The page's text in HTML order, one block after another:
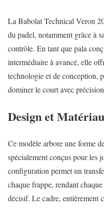
La Babolat Technical Veron
du padel, notamment grâce à
contrôle. En tant que pala
intermédiaire à avancé, elle
technologie et de conception,
dominer le court avec
Design et
Ce modèle arbore une forme
spécialement conçus pour les
configuration permet un
chaque frappe, rendant
décisif. Le cadre, entièrement